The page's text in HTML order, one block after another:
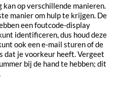
kan op verschillende manieren.
manier om hulp te krijgen. De
een foutcode-display
identificeren, dus houd deze
ook een e-mail sturen of de
dat je voorkeur heeft. Vergeet
bij de hand te hebben; dit